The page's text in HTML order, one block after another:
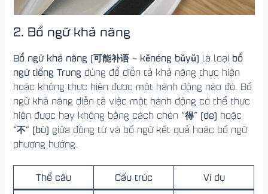
2. Bổ ngữ khả năng
Bổ ngữ khả năng (可能补语 – kěnéng bǔyǔ) là loại bổ
ngữ tiếng Trung dùng để diễn tả khả năng thực hiện
hoặc không thực hiện được một hành động nào đó. Bổ
ngữ khả năng diễn tả việc một hành động có thể thực
hiện được hay không bằng cách chèn “得” (de) hoặc
“不” (bù) giữa động từ và bổ ngữ kết quả hoặc bổ ngữ
phương hướng.
Thể câu Cấu trúc Ví dụ